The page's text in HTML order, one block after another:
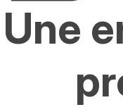
Une